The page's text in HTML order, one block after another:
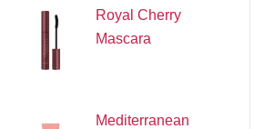
Royal Cherry
Mascara
Mediterranean